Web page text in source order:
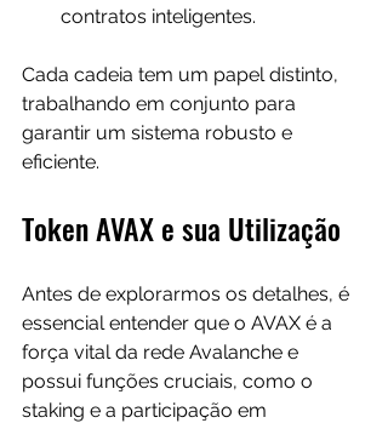
contratos inteligentes.
Cada cadeia tem um papel distinto,
trabalhando em conjunto para
garantir um sistema robusto e
eficiente.
Token AVAX e sua Utilização
Antes de explorarmos os detalhes, é
essencial entender que o AVAX é a
força vital da rede Avalanche e
possui funções cruciais, como o
staking e a participação em